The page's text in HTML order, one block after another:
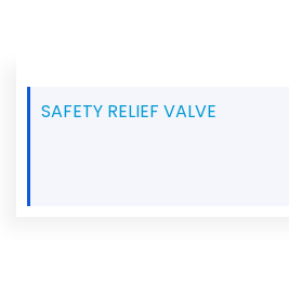
SAFETY RELIEF VALVE